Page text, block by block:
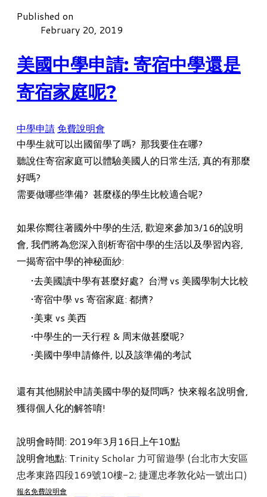
Published on
February 20, 2019
美國中學申請: 寄宿中學還是
寄宿家庭呢?
中學申請 免費說明會
中學生就可以出國留學了嗎? 那我要住在哪?
聽說住寄宿家庭可以體驗美國人的日常生活, 真的有那麼
好嗎?
需要做哪些準備? 甚麼樣的學生比較適合呢?
如果你嚮往著國外中學的生活, 歡迎來參加3/16的說明
會, 我們將為您深入剖析寄宿中學的生活以及學習內容,
一揭寄宿中學的神秘面紗:
去美國讀中學有甚麼好處? 台灣 vs 美國學制大比較
寄宿中學 vs 寄宿家庭: 都擠?
美東 vs 美西
中學生的一天行程 & 周末做甚麼呢?
美國中學申請條件, 以及該準備的考試
還有其他關於申請美國中學的疑問嗎? 快來報名說明會,
獲得個人化的解答唷!
說明會時間: 2019年3月16日上午10點
說明會地點: Trinity Scholar 力可留遊學 (台北市大安區
忠孝東路四段169號10樓-2; 捷運忠孝敦化站一號出口)
報名免費說明會